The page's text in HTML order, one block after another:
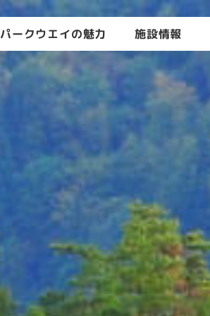
パークウエイの魅力 施設情報